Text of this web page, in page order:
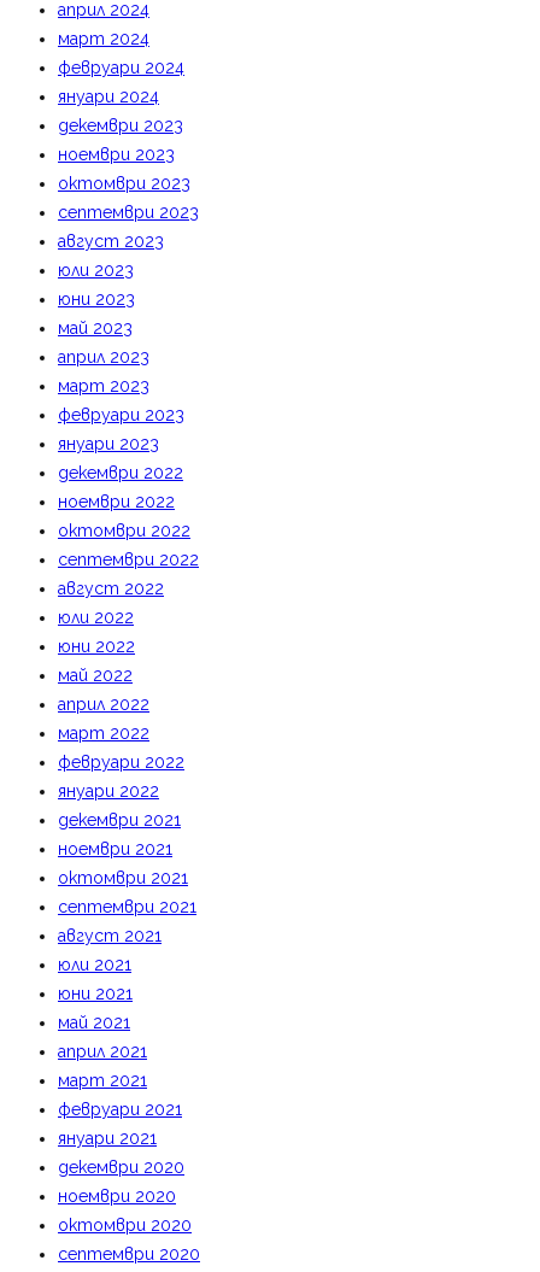
април 2024
март 2024
февруари 2024
януари 2024
декември 2023
ноември 2023
октомври 2023
септември 2023
август 2023
юли 2023
юни 2023
май 2023
април 2023
март 2023
февруари 2023
януари 2023
декември 2022
ноември 2022
октомври 2022
септември 2022
август 2022
юли 2022
юни 2022
май 2022
април 2022
март 2022
февруари 2022
януари 2022
декември 2021
ноември 2021
октомври 2021
септември 2021
август 2021
юли 2021
юни 2021
май 2021
април 2021
март 2021
февруари 2021
януари 2021
декември 2020
ноември 2020
октомври 2020
септември 2020